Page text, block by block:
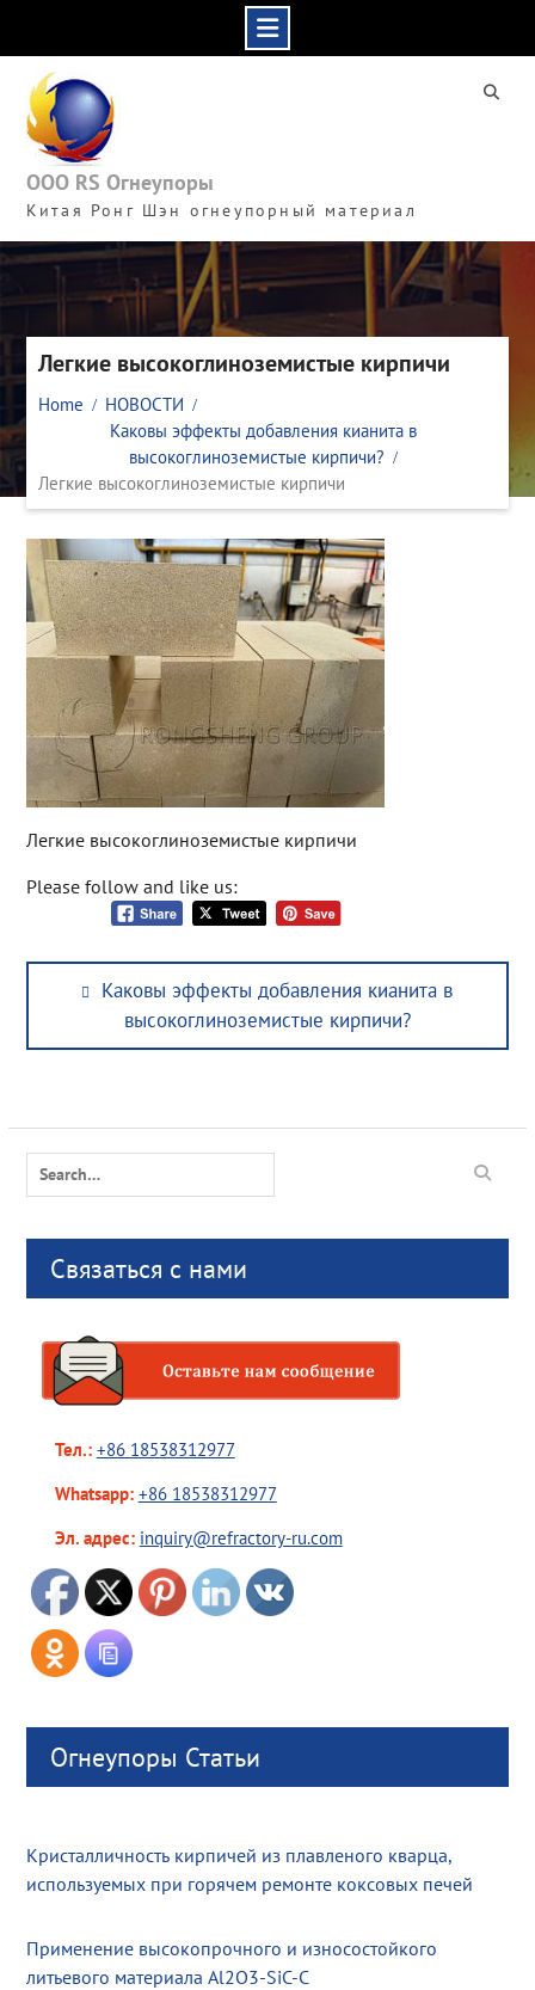
content
ООО RS Огнеупоры
Китая Ронг Шэн огнеупорный материал
Легкие высокоглиноземистые кирпичи
Home
НОВОСТИ
Каковы эффекты добавления кианита в
высокоглиноземистые кирпичи?
Легкие высокоглиноземистые кирпичи
Легкие высокоглиноземистые кирпичи
Please follow and like us:
Post
navigationPrevious
post:
Каковы эффекты добавления кианита в
высокоглиноземистые кирпичи?
Search
Связаться с нами
Тел.: +86 18538312977
Whatsapp: +86 18538312977
Эл. адрес: inquiry@refractory-ru.com
Огнеупоры Статьи
Кристалличность кирпичей из плавленого кварца,
используемых при горячем ремонте коксовых печей
Применение высокопрочного и износостойкого
литьевого материала Al2O3-SiC-C